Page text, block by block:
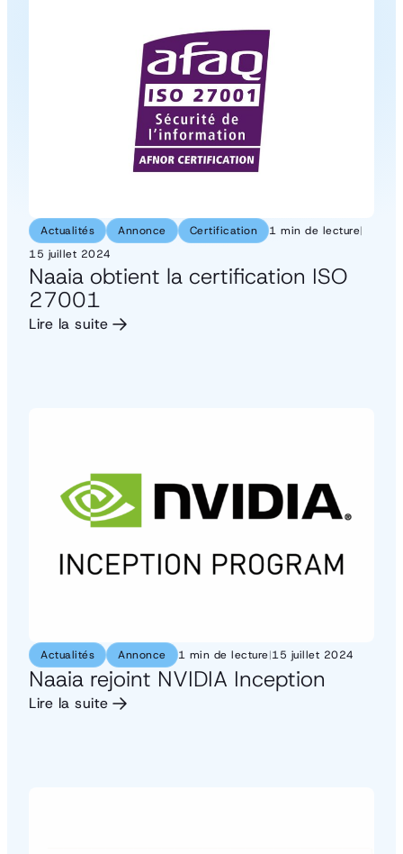
Actualités Annonce Certification 1 min de lecture|
15 juillet 2024
Naaia obtient la certification ISO
27001
Lire la suite
Actualités Annonce 1 min de lecture|15 juillet 2024
Naaia rejoint NVIDIA Inception
Lire la suite